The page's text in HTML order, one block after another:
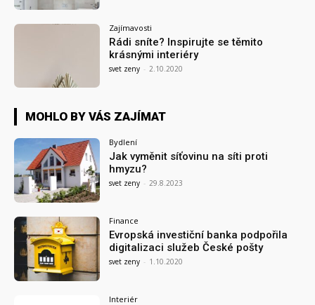
Zajímavosti
Rádi sníte? Inspirujte se těmito
krásnými interiéry
svet zeny - 2.10.2020
MOHLO BY VÁS ZAJÍMAT
Bydlení
Jak vyměnit síťovinu na síti proti
hmyzu?
svet zeny - 29.8.2023
Finance
Evropská investiční banka podpořila
digitalizaci služeb České pošty
svet zeny - 1.10.2020
Interiér